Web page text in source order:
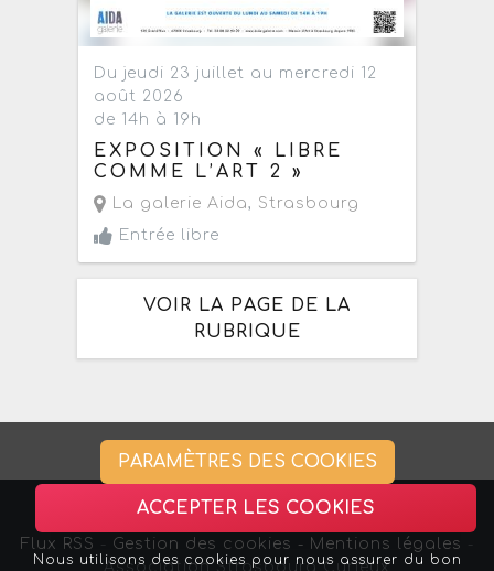
Du jeudi 23 juillet au mercredi 12
août 2026
de 14h à 19h
EXPOSITION « LIBRE
COMME L’ART 2 »
La galerie Aida, Strasbourg
Entrée libre
VOIR LA PAGE DE LA
RUBRIQUE
Flux RSS Gestion des cookies - Mentions légales
Association Strasbourg Curieux
PARAMÈTRES DES COOKIES
ACCEPTER LES COOKIES
Nous utilisons des cookies pour nous assurer du bon